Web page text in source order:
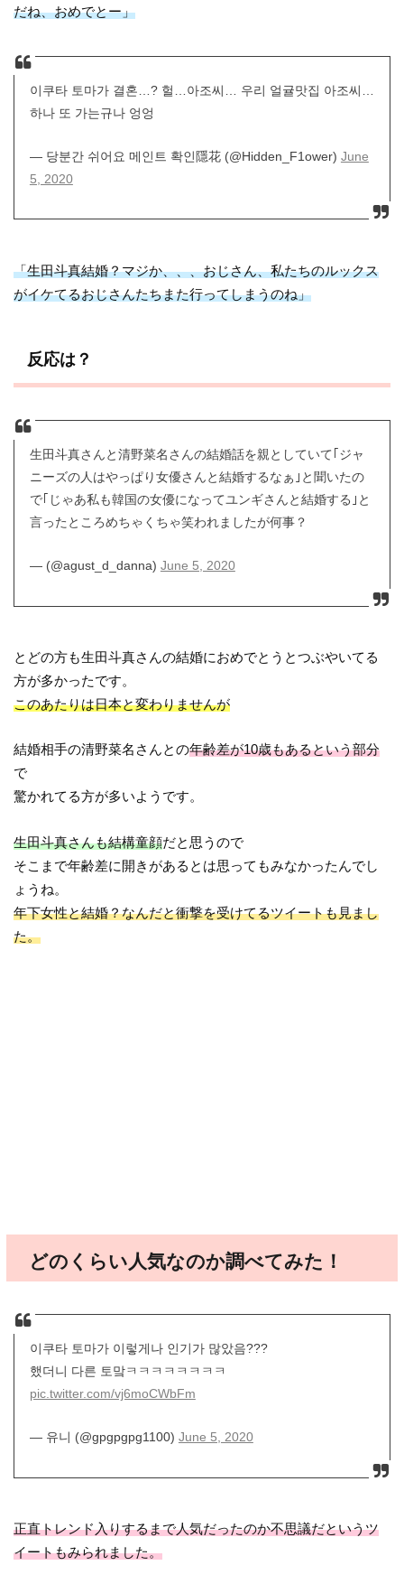
だね、おめでとー」
이쿠타 토마가 결혼…? 헐…아조씨… 우리 얼귤맛집 아조씨…
하나 또 가는규나 엉엉
— 당분간 쉬어요 메인트 확인隱花 (@Hidden_F1ower) June
5, 2020
「生田斗真結婚？マジか、、、おじさん、私たちのルックス
がイケてるおじさんたちまた行ってしまうのね」
反応は？
生田斗真さんと清野菜名さんの結婚話を親としていて｢ジャ
ニーズの人はやっぱり女優さんと結婚するなぁ｣と聞いたの
で｢じゃあ私も韓国の女優になってユンギさんと結婚する｣と
言ったところめちゃくちゃ笑われましたが何事？
— (@agust_d_danna) June 5, 2020
とどの方も生田斗真さんの結婚におめでとうとつぶやいてる
方が多かったです。
このあたりは日本と変わりませんが
結婚相手の清野菜名さんとの年齢差が10歳もあるという部分
で
驚かれてる方が多いようです。
生田斗真さんも結構童顔だと思うので
そこまで年齢差に開きがあるとは思ってもみなかったんでし
ょうね。
年下女性と結婚？なんだと衝撃を受けてるツイートも見まし
た。
どのくらい人気なのか調べてみた！
이쿠타 토마가 이렇게나 인기가 많았음???
했더니 다른 토맠ㅋㅋㅋㅋㅋㅋㅋㅋ
pic.twitter.com/vj6moCWbFm
— 유니 (@gpgpgpg1100) June 5, 2020
正直トレンド入りするまで人気だったのか不思議だというツ
イートもみられました。